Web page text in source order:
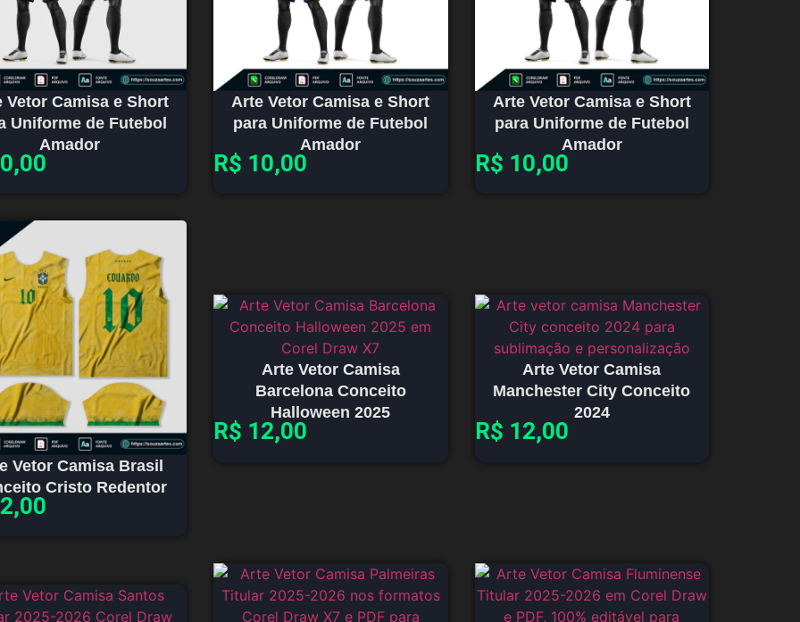
Vetor Camisa e Short
Uniforme de Futebol
Amador
Arte Vetor Camisa e Short
para Uniforme de Futebol
Amador
R$ 10,00
Arte Vetor Camisa e Short
para Uniforme de Futebol
Amador
R$ 10,00
Vetor Camisa Brasil
Cristo Redentor
Arte Vetor Camisa
Barcelona Conceito
Halloween 2025
R$ 12,00
Arte Vetor Camisa
Manchester City Conceito
2024
R$ 12,00